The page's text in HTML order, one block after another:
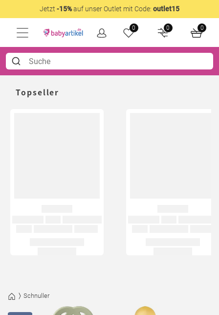
Jetzt -15%auf unser Outlet mit Code: outlet15
0 0 0
Topseller
Schnuller